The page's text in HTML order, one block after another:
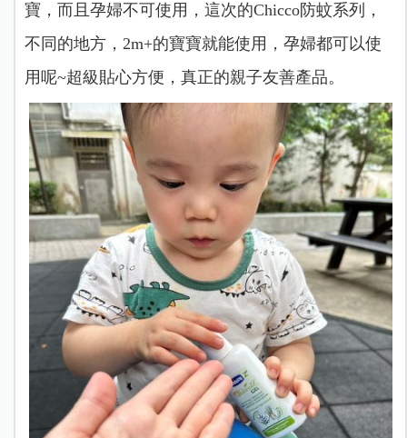
寶，而且孕婦不可使用，這次的Chicco防蚊系列，
不同的地方，2m+的寶寶就能使用，孕婦都可以使
用呢~超級貼心方便，真正的親子友善產品。